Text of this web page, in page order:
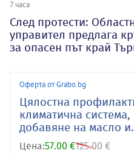
7 часа
След протести:
управител предлага
за опасен път край
Оферта от Grabo.bg
Цялостна
климатична система,
добавяне на масло
Цена:57.00 €125.00 €